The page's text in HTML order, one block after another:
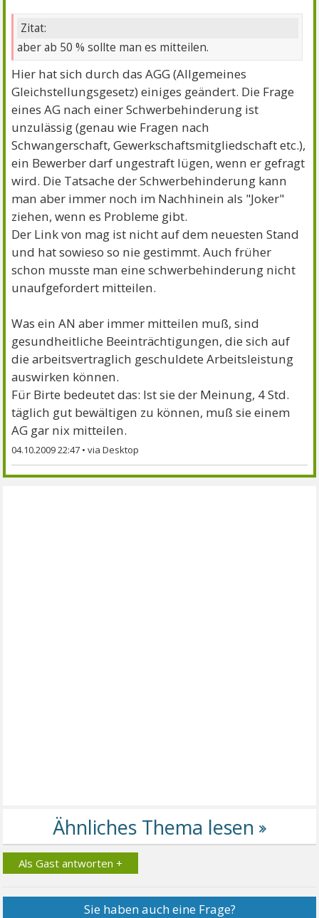
Zitat:
aber ab 50 % sollte man es mitteilen.
Hier hat sich durch das AGG (Allgemeines
Gleichstellungsgesetz) einiges geändert. Die Frage
eines AG nach einer Schwerbehinderung ist
unzulässig (genau wie Fragen nach
Schwangerschaft, Gewerkschaftsmitgliedschaft etc.),
ein Bewerber darf ungestraft lügen, wenn er gefragt
wird. Die Tatsache der Schwerbehinderung kann
man aber immer noch im Nachhinein als "Joker"
ziehen, wenn es Probleme gibt.
Der Link von mag ist nicht auf dem neuesten Stand
und hat sowieso so nie gestimmt. Auch früher
schon musste man eine schwerbehinderung nicht
unaufgefordert mitteilen.
Was ein AN aber immer mitteilen muß, sind
gesundheitliche Beeinträchtigungen, die sich auf
die arbeitsvertraglich geschuldete Arbeitsleistung
auswirken können.
Für Birte bedeutet das: Ist sie der Meinung, 4 Std.
täglich gut bewältigen zu können, muß sie einem
AG gar nix mitteilen.
04.10.2009 22:47 •
Als Gast antworten +
Sie haben auch eine Frage?